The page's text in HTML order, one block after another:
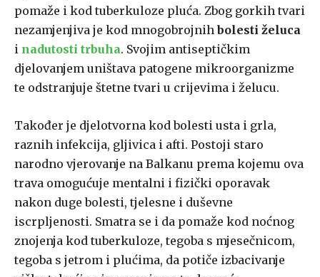
pomaže i kod tuberkuloze pluća. Zbog gorkih tvari
nezamjenjiva je kod mnogobrojnihbolesti želuca
i nadutosti trbuha. Svojim antiseptičkim
djelovanjem uništava patogene mikroorganizme
te odstranjuje štetne tvari u crijevima i želucu.
Također je djelotvorna kod bolesti usta i grla,
raznih infekcija, gljivica i afti. Postoji staro
narodno vjerovanje na Balkanu prema kojemu ova
trava omogućuje mentalni i fizički oporavak
nakon duge bolesti, tjelesne i duševne
iscrpljenosti. Smatra se i da pomaže kod noćnog
znojenja kod tuberkuloze, tegoba s mjesečnicom,
tegoba s jetrom i plućima, da potiče izbacivanje